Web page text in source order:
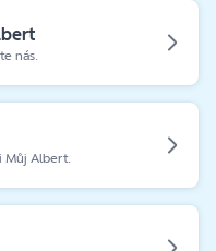
nás.
Můj Albert.